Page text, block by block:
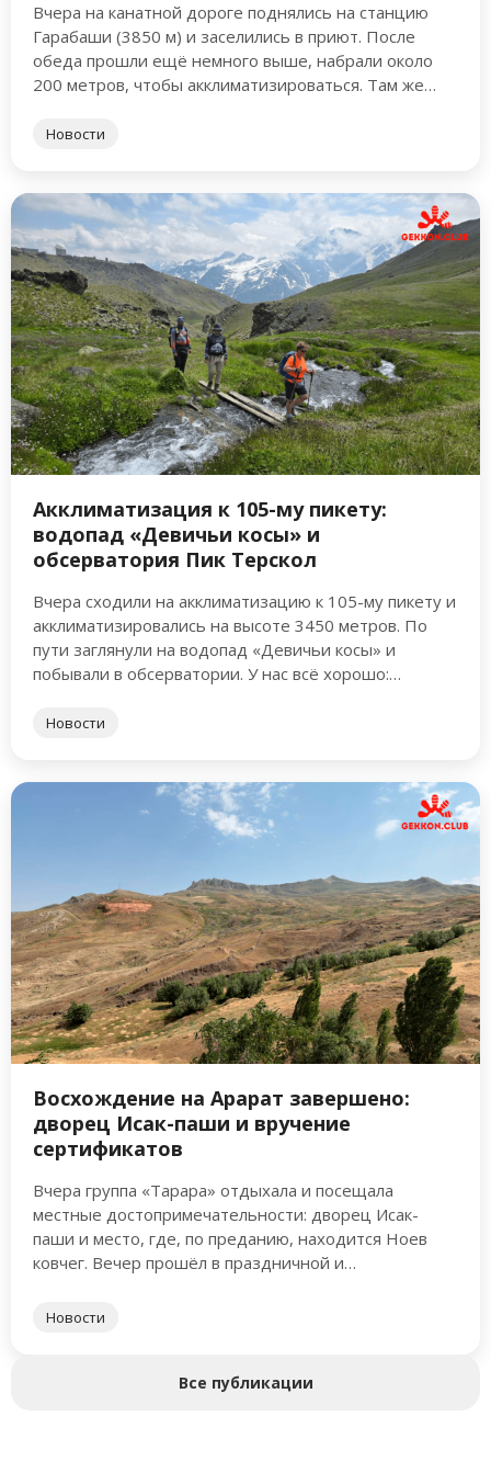
Вчера на канатной дороге поднялись на станцию
Гарабаши (3850 м) и заселились в приют. После
обеда прошли ещё немного выше, набрали около
200 метров, чтобы акклиматизироваться. Там же
Новости
Акклиматизация к 105-му пикету:
водопад «Девичьи косы» и
обсерватория Пик Терскол
Вчера сходили на акклиматизацию к 105-му пикету и
акклиматизировались на высоте 3450 метров. По
пути заглянули на водопад «Девичьи косы» и
побывали в обсерватории. У нас всё хорошо:
Новости
Восхождение на Арарат завершено:
дворец Исак-паши и вручение
сертификатов
Вчера группа «Тарара» отдыхала и посещала
местные достопримечательности: дворец Исак-
паши и место, где, по преданию, находится Ноев
ковчег. Вечер прошёл в праздничной и
сертификаты и медали …
Новости
Все публикации